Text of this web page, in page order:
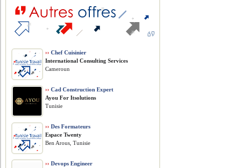
›› Chef Cuisinier
International Consulting Services
Cameroun
›› Cad Construction Expert
Ayou For Itsolutions
Tunisie
›› Des Formateurs
Espace Twenty
Ben Arous, Tunisie
›› Devops Engineer